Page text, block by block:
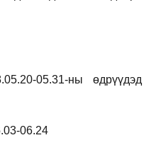
05.31-ны өдрүүдэд
06.24